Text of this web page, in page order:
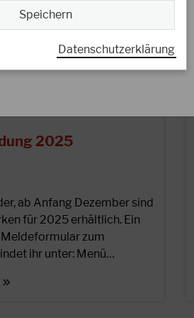
Speichern
Datenschutzerklärung
2025
ab Anfang Dezember sind
für 2025 erhältlich. Ein
zum
ihr unter: Menü…
Teilnahme nicht möglich!